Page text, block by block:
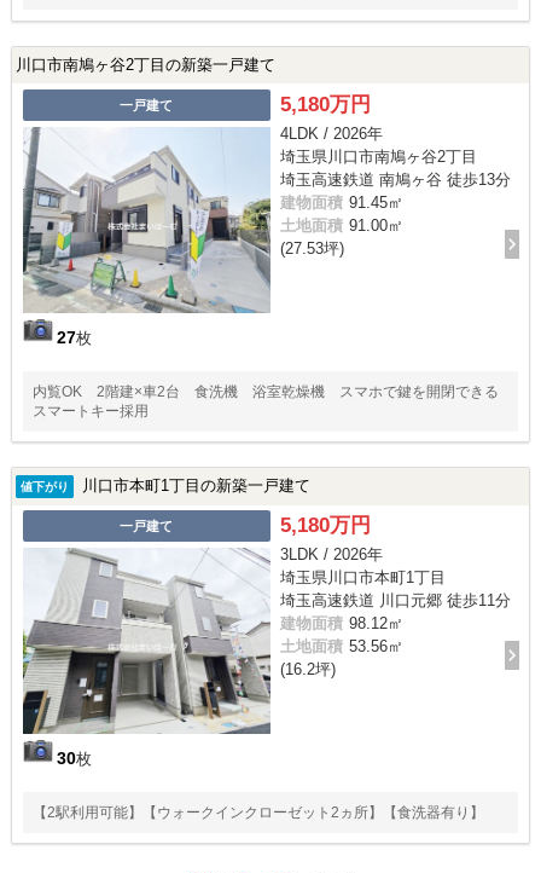
川口市南鳩ヶ谷2丁目の新築一戸建て
一戸建て
27枚
5,180万円
4LDK / 2026年
埼玉県川口市南鳩ヶ谷2丁目
埼玉高速鉄道 南鳩ヶ谷 徒歩13分
建物面積 91.45㎡
土地面積 91.00㎡
(27.53坪)
内覧OK 2階建×車2台 食洗機 浴室乾燥機 スマホで鍵を開閉できる
スマートキー採用
値下がり 川口市本町1丁目の新築一戸建て
一戸建て
30枚
5,180万円
3LDK / 2026年
埼玉県川口市本町1丁目
埼玉高速鉄道 川口元郷 徒歩11分
建物面積 98.12㎡
土地面積 53.56㎡
(16.2坪)
【2駅利用可能】【ウォークインクローゼット2ヵ所】【食洗器有り】